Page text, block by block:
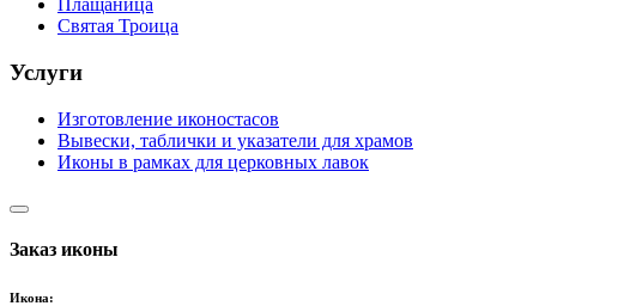
Плащаница
Святая Троица
Услуги
Изготовление иконостасов
Вывески, таблички и указатели для храмов
Иконы в рамках для церковных лавок
Заказ иконы
Икона: